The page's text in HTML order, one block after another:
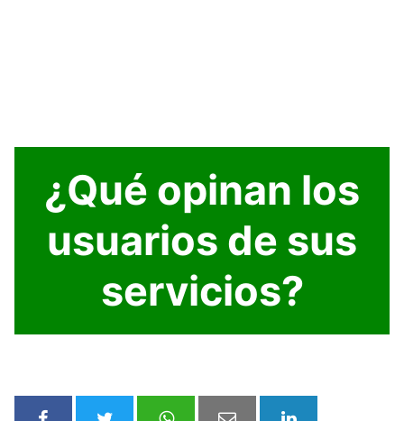
¿Qué opinan los
usuarios de sus
servicios?